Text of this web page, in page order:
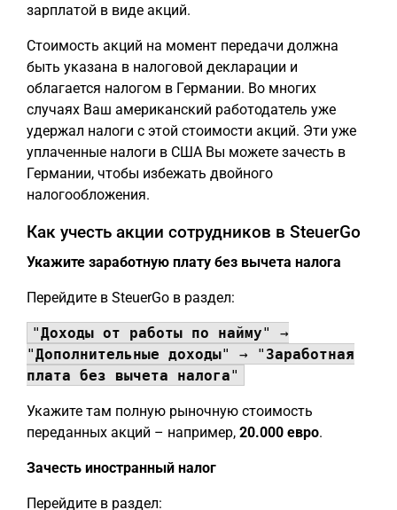
зарплатой в виде акций.
Стоимость акций на момент передачи должна
быть указана в налоговой декларации и
облагается налогом в Германии. Во многих
случаях Ваш американский работодатель уже
удержал налоги с этой стоимости акций. Эти уже
уплаченные налоги в США Вы можете зачесть в
Германии, чтобы избежать двойного
налогообложения.
Как учесть акции сотрудников в SteuerGo
Укажите заработную плату без вычета налога
Перейдите в SteuerGo в раздел:
"Доходы от работы по найму" →
"Дополнительные доходы" → " Заработная
плата без вычета налога"
Укажите там полную рыночную стоимость
переданных акций – например, 20.000 евро.
Зачесть иностранный налог
Перейдите в раздел: